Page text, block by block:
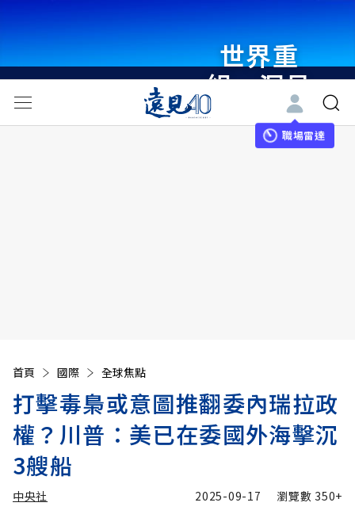
世界重
組・洞見
未來 與
世界領袖
職場雷達
首頁 國際 全球焦點
打擊毒梟或意圖推翻委內瑞拉政
權？川普：美已在委國外海擊沉
3艘船
中央社 2025-09-17 瀏覽數 350+